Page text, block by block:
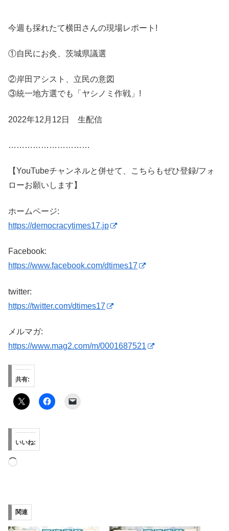
今週も採れたて横田さんの現場レポート!
①自民にお灸、茨城県議選
②岸田アシスト、立民の意図
③統一地方選でも「ヤシノミ作戦」!
2022年12月12日 生配信
…………………………
【YouTubeチャンネルと併せて、こちらもぜひ登録/フォ
ローお願いします】
ホームページ:
https://democracytimes17.jp
Facebook:
https://www.facebook.com/dtimes17
twitter:
https://twitter.com/dtimes17
メルマガ:
https://www.mag2.com/m/0001687521
共有:
いいね:
読
み
中…
関連